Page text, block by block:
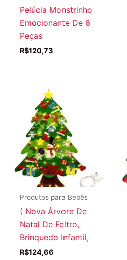
Pelúcia Monstrinho
Emocionante De 6
Peças
R$120,73
Produtos para Bebês
( Nova Árvore De
Natal De Feltro,
Brinquedo Infantil,
R$124,66